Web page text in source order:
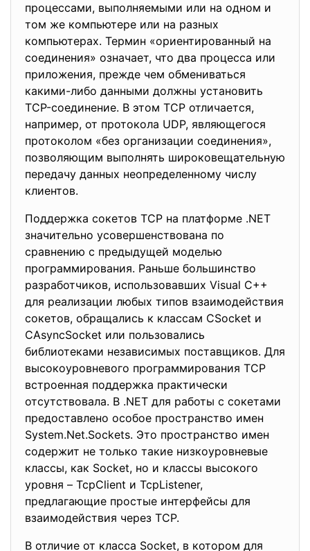
процессами, выполняемыми или на одном и
том же компьютере или на разных
компьютерах. Термин «ориентированный на
соединения» означает, что два процесса или
приложения, прежде чем обмениваться
какими-либо данными должны установить
TCP-соединение. В этом TCP отличается,
например, от протокола UDP, являющегося
протоколом «без организации соединения»,
позволяющим выполнять широковещательную
передачу данных неопределенному числу
клиентов.
Поддержка сокетов TCP на платформе .NET
значительно усовершенствована по
сравнению с предыдущей моделью
программирования. Раньше большинство
разработчиков, использовавших Visual C++
для реализации любых типов взаимодействия
сокетов, обращались к классам CSocket и
CAsyncSocket или пользовались
библиотеками независимых поставщиков. Для
высокоуровневого программирования TCP
встроенная поддержка практически
отсутствовала. В .NET для работы с сокетами
предоставлено особое пространство имен
System.Net.Sockets. Это пространство имен
содержит не только такие низкоуровневые
классы, как Socket, но и классы высокого
уровня – TcpClient и TcpListener,
предлагающие простые интерфейсы для
взаимодействия через TCP.
В отличие от класса Socket, в котором для